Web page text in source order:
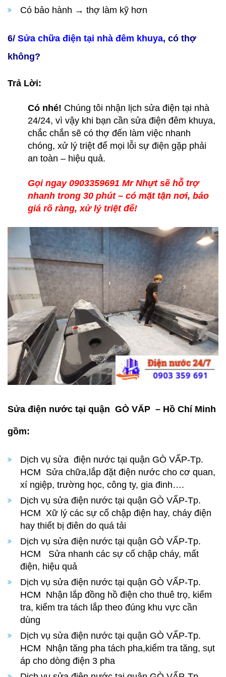
Có bảo hành → thợ làm kỹ hơn
6/ Sửa chữa điện tại nhà đêm khuya, có thợ
không?
Trả Lời:
Có nhé! Chúng tôi nhận lịch sửa điện tại nhà
24/24, vì vậy khi bạn cần sửa điện đêm khuya,
chắc chắn sẽ có thợ đến làm việc nhanh
chóng, xử lý triệt để mọi lỗi sự điện gặp phải
an toàn – hiệu quả.
Gọi ngay 0903359691 Mr Nhựt sẽ hỗ trợ
nhanh trong 30 phút – có mặt tận nơi, báo
giá rõ ràng, xử lý triệt để!
Sửa điện nước tại quận GÒ VẤP – Hồ Chí Minh
gồm:
Dịch vụ sửa điện nước tại quận GÒ VẤP-Tp.
HCM Sửa chữa,lắp đặt điện nước cho cơ quan,
xí ngiệp, trường học, công ty, gia đinh….
Dịch vụ sửa điện nước tại quận GÒ VẤP-Tp.
HCM Xữ lý các sự cố chập điện hay, cháy điện
hay thiết bị điên do quá tải
Dịch vụ sửa điện nước tại quận GÒ VẤP-Tp.
HCM Sửa nhanh các sự cố chập cháy, mất
điện, hiệu quả
Dịch vụ sửa điện nước tại quận GÒ VẤP-Tp.
HCM Nhận lắp đồng hồ điện cho thuê trọ, kiểm
tra, kiểm tra tách lắp theo đúng khu vực cần
dùng
Dịch vụ sửa điện nước tại quận GÒ VẤP-Tp.
HCM Nhận tăng pha tách pha,kiểm tra tăng, sụt
áp cho dòng điện 3 pha